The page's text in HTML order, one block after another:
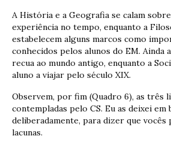
A História e a Geografia se calam
experiência no tempo, enquanto a
estabelecem alguns marcos como
conhecidos pelos alunos do EM. Ainda
recua ao mundo antigo, enquanto a
aluno a viajar pelo século XIX.
Observem, por fim (Quadro 6), as três
contempladas pelo CS. Eu as deixei em
deliberadamente, para dizer que vocês
lacunas.